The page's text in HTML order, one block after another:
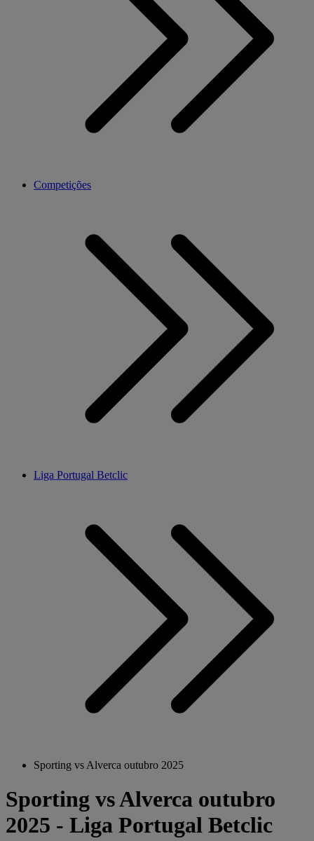
Competições
Liga Portugal Betclic
Sporting vs Alverca outubro 2025
Sporting vs Alverca outubro
2025 - Liga Portugal Betclic